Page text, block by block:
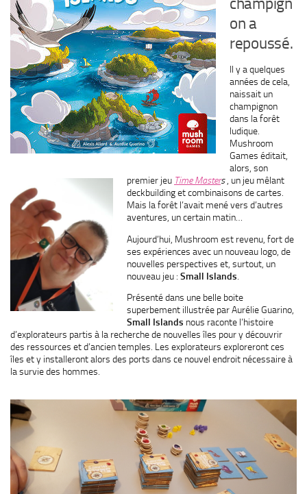
champign
on a
repoussé.
Il y a quelques
années de cela,
naissait un
champignon
dans la forêt
ludique.
Mushroom
Games éditait,
alors, son
premier jeu Time Masters, un jeu mêlant
deckbuilding et combinaisons de cartes.
Mais la forêt l’avait mené vers d’autres
aventures, un certain matin…
Aujourd’hui, Mushroom est revenu, fort de
ses expériences avec un nouveau logo, de
nouvelles perspectives et, surtout, un
nouveau jeu : Small Islands
Présenté dans une belle boite
superbement illustrée par Aurélie Guarino,
Small Islands nous raconte l’histoire
d’explorateurs partis à la recherche de nouvelles îles pour y découvrir
des ressources et d’ancien temples. Les explorateurs exploreront ces
îles et y installeront alors des ports dans ce nouvel endroit nécessaire à
la survie des hommes.